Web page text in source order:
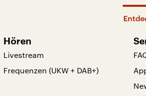
Hören
Livestream
Frequenzen (UKW + DAB+)